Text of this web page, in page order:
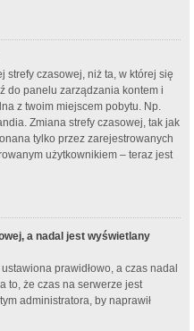
strefy czasowej, niż ta, w której się
do panelu zarządzania kontem i
z twoim miejscem pobytu. Np.
Zmiana strefy czasowej, tak jak
tylko przez zarejestrowanych
użytkownikiem – teraz jest
a nadal jest wyświetlany
prawidłowo, a czas nadal
to, że czas na serwerze jest
administratora, by naprawił